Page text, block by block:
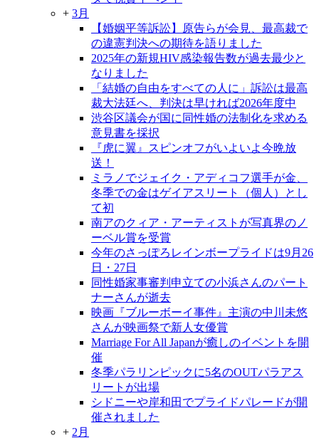
+ 3月
【婚姻平等訴訟】原告らが会見、最高裁で
の違憲判決への期待を語りました
2025年の新規HIV感染報告数が過去最少と
なりました
「結婚の自由をすべての人に」訴訟は最高
裁大法廷へ、判決は早ければ2026年度中
渋谷区議会が国に同性婚の法制化を求める
意見書を採択
『虎に翼』スピンオフがいよいよ今晩放
送！
ミラノでジェイク・アディコフ選手が金、
冬季での金はゲイアスリート（個人）とし
て初
南アのクィア・アーティストが写真界のノ
ーベル賞を受賞
今年のさっぽろレインボープライドは9月26
日・27日
同性婚家事審判申立ての小浜さんのパート
ナーさんが逝去
映画『ブルーボーイ事件』主演の中川未悠
さんが映画祭で新人女優賞
Marriage For All Japanが癒しのイベントを開
催
冬季パラリンピックに5名のOUTパラアス
リートが出場
シドニーや岸和田でプライドパレードが開
催されました
+ 2月